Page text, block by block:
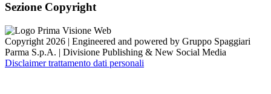
Sezione Copyright
Copyright 2026 | Engineered and powered by Gruppo Spaggiari
Parma S.p.A. | Divisione Publishing & New Social Media
Disclaimer trattamento dati personali